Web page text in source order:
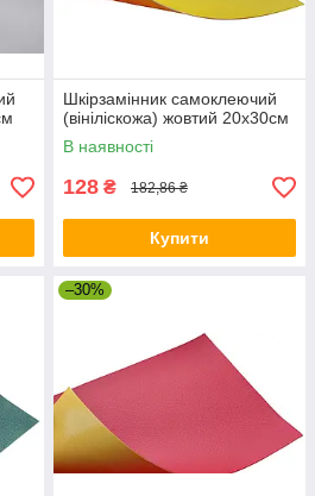
Шкірзамінник самоклеючий
(вініліскожа) жовтий 20х30см
В наявності
128 ₴ 182,86 ₴
Купити
–30%